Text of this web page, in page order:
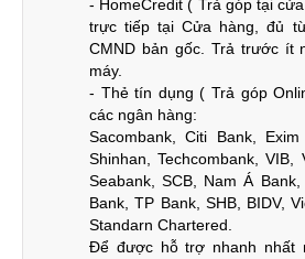
thép chắc chắn hơn, với thiết kế bo
cảm giác cầm nắm dễ chịu hơn đối
iPhone 11 Pro cũ vs
Màn hình iPhone 11 Pro cũng sắc
1.5K nhưng độ sáng và độ mượt mà
HD+, 120Hz, độ sáng 1300nit của
- HomeCredit ( Trả góp tại
trực tiếp tại Cửa hàng, đủ
CMND bản gốc. Trả trước ít
máy.
- Thẻ tín dụng ( Trả góp
các ngân hàng:
Sacombank, Citi Bank,
Shinhan, Techcombank, VIB,
Seabank, SCB, Nam Á
Bank, TP Bank, SHB, BIDV,
Standarn Chartered.
Để được hỗ trợ nhanh nhất